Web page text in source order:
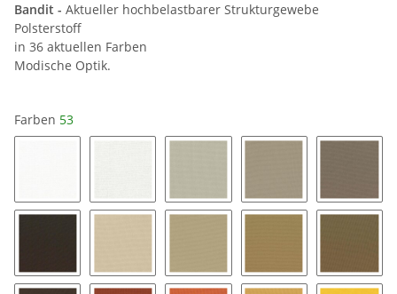
Bandit - Aktueller hochbelastbarer Strukturgewebe
Polsterstoff
in 36 aktuellen Farben
Modische Optik.
Farben 53
00 04 14 44 74
94 24 34 54 64